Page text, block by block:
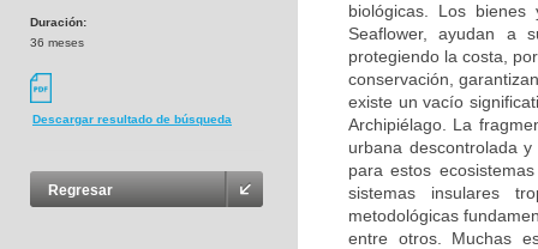
Duración:
36 meses
Descargar resultado de búsqueda
Regresar
biológicas. Los
Seaflower, ayudan a
protegiendo la costa,
conservación,
existe un vacío
Archipiélago. La
urbana descontrolada
para estos
sistemas insulares
metodológicas
entre otros. Muchas